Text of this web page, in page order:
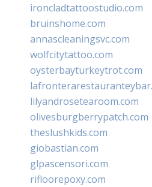
ironcladtattoostudio.com
bruinshome.com
annascleaningsvc.com
wolfcitytattoo.com
oysterbayturkeytrot.com
lilyandrosetearoom.com
olivesburgberrypatch.com
theslushkids.com
giobastian.com
glpascensori.com
rifloorepoxy.com